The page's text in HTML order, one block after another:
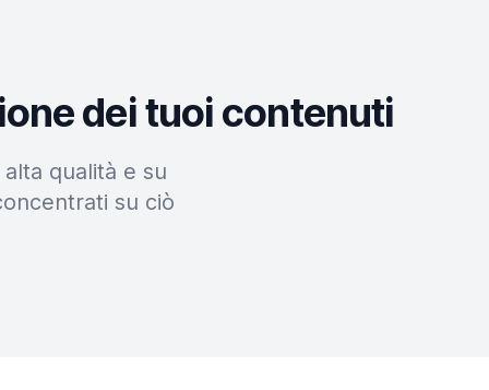
dei tuoi contenuti
qualità e su
su ciò